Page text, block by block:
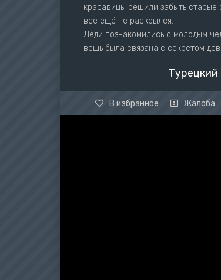
красавицы решили забыть старые
все ещё не раскрылся.
Леди познакомились с молодым
вещь была связана с секретом
В избранное Жалоба